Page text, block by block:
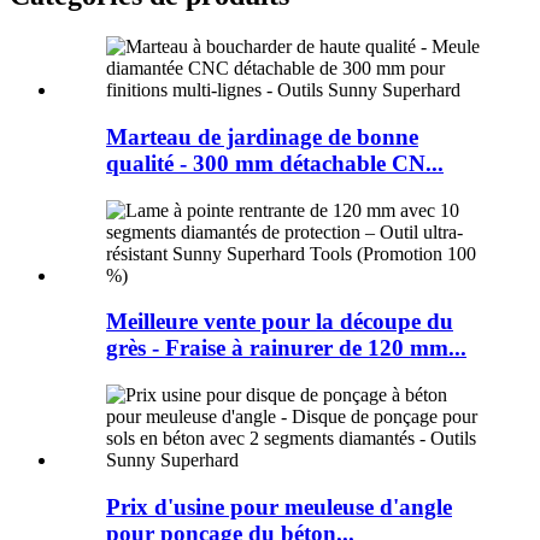
Marteau de jardinage de bonne
qualité - 300 mm détachable CN...
Meilleure vente pour la découpe du
grès - Fraise à rainurer de 120 mm...
Prix ​​d'usine pour meuleuse d'angle
pour ponçage du béton...